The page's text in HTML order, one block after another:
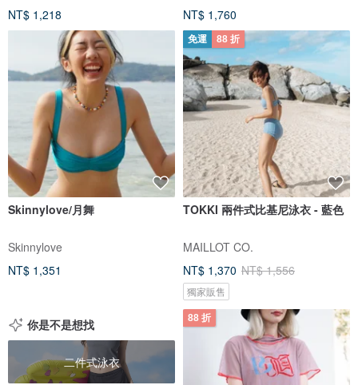
NT$ 1,218
NT$ 1,760
Skinnylove/月舞
Skinnylove
NT$ 1,351
免運 88 折
TOKKI 兩件式比基尼泳衣 - 藍色
MAILLOT CO.
NT$ 1,370 NT$ 1,556
獨家販售
你是不是想找
二件式泳衣
88 折